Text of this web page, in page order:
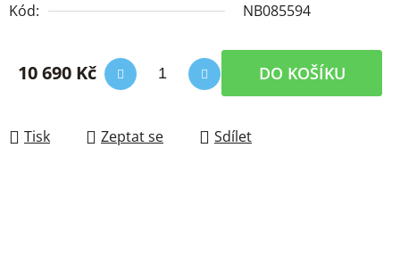
Kód:
NB085594
10 690 Kč DO KOŠÍKU
Tisk Zeptat se Sdílet